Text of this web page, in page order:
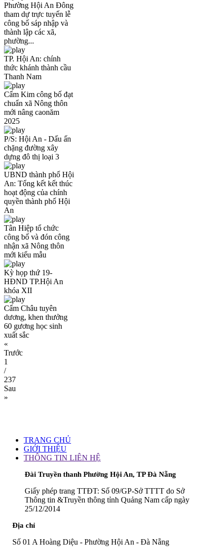
Phường Hội An Đông
tham dự trực tuyến lễ
công bố sáp nhập và
thành lập các xã,
phường...
TP. Hội An: chính
thức khánh thành cầu
Thanh Nam
Cẩm Kim công bố đạt
chuẩn xã Nông thôn
mới nâng caonăm
2025
P/S: Hội An - Dấu ấn
chặng đường xây
dựng đô thị loại 3
UBND thành phố Hội
An: Tổng kết kết thúc
hoạt động của chính
quyền thành phố Hội
An
Tân Hiệp tổ chức
công bố và đón công
nhận xã Nông thôn
mới kiểu mẫu
Kỳ họp thứ 19-
HĐND TP.Hội An
khóa XII
Cẩm Châu tuyên
dương, khen thưởng
60 gương học sinh
xuất sắc
«
Trước
1
/
237
Sau
»
TRANG CHỦ
GIỚI THIỆU
THÔNG TIN LIÊN HỆ
Đài Truyền thanh Phường Hội An, TP Đà Nẵng
Giấy phép trang TTĐT: Số 09/GP-Sở TTTT do Sở
Thông tin &Truyền thông tỉnh Quảng Nam cấp ngày
25/12/2014
Địa chỉ
Số 01 A Hoàng Diệu - Phường Hội An - Đà Nẵng